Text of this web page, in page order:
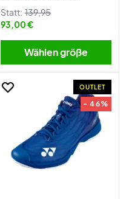
Statt: 139,95
93,00 €
Wählen größe
OUTLET
- 46%